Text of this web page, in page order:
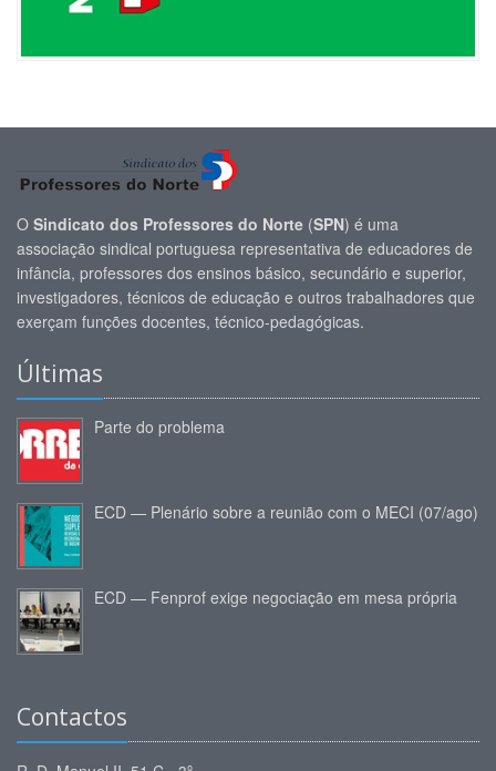
O Sindicato dos Professores do Norte (SPN) é uma
associação sindical portuguesa representativa de educadores de
infância, professores dos ensinos básico, secundário e superior,
investigadores, técnicos de educação e outros trabalhadores que
exerçam funções docentes, técnico-pedagógicas.
Últimas
Parte do problema
ECD — Plenário sobre a reunião com o MECI (07/ago)
ECD — Fenprof exige negociação em mesa própria
Contactos